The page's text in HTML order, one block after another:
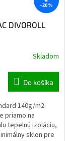
–26 %
DIVOROLL
Skladom
Do košíka
140g/m2
priamo na
tepelnú izoláciu,
sklon pre